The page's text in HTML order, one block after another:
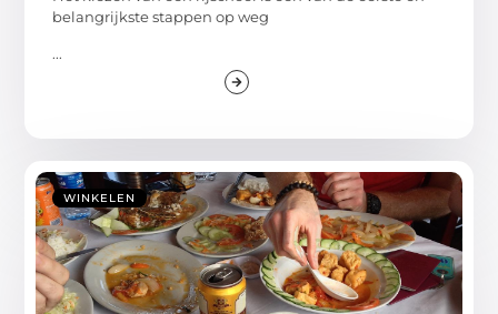
belangrijkste stappen op weg
...
WINKELEN